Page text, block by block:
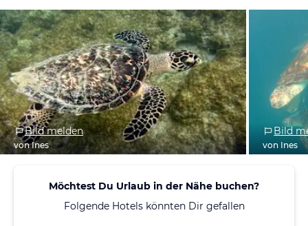
Bild melden
von Ines
Bild
von Ines
Möchtest Du Urlaub in der Nähe buchen?
Folgende Hotels könnten Dir gefallen